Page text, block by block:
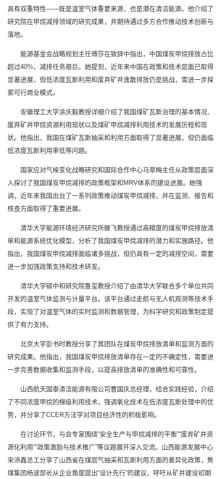
具有双重特性——既是温室气体重要来源，也是潜在清洁能源。他介绍了
研究院在甲烷减排领域的研究成果，并期待通过多方合作推动技术创新与
落地。
能源基金会战略规划主任傅莎在致辞中指出，中国煤炭甲烷排放占比
超过40%，减排任务艰巨。她提到，近年来中国在政策和技术层面已取得
显著进展，但低浓度瓦斯利用和废弃矿井逸散排放仍是挑战，需进一步探
索可行商业模式。
安徽理工大学涂庆毅教授详细介绍了我国煤矿瓦斯治理的基本情况、
废弃矿井甲烷资源利用现状以及煤矿甲烷减排利用技术的发展历程和现
状。他指出，我国在煤矿瓦斯抽采和利用方面取得了显著进展，但仍面临
低浓度瓦斯利用率低等问题。
国家应对气候变化战略研究和国际合作中心马翠梅主任从政策层面深
入探讨了我国煤炭甲烷减排的政策框架和MRV体系的建设进展。她强
调，近年来我国出台了一系列政策推动煤炭甲烷减排，并在监测、报告和
核查方面取得了重要进展。
清华大学能源环境经济研究所滕飞教授通过高精度的煤炭甲烷排放清
单和能源系统优化模型，分析了我国煤炭甲烷减排的潜力和实施路径。他
指出，我国煤炭甲烷减排面临诸多挑战，但仍具有一定的减排空间，需要
进一步加强政策支持和技术研发。
清华大学碳中和研究院鲁玺教授介绍了由清华大学联合多个单位共同
开发的温室气体监测与计量平台。该平台通过走航与无人机观测等技术手
段，实现了对温室气体的实时监测和数据管理，为科学研究和政策制定提
供了有力支持。
北京大学彭书时教授分享了其团队在煤炭甲烷排放清单和监测方面的
研究成果。他指出，我国煤炭甲烷排放清单存在一定的不确定性，需要进
一步完善数据收集和监测手段，以提高排放清单的准确性和可靠性。
山西航天国泰清洁能源有限公司曹国庆总经理，结合实践经验，介绍
了不同浓度甲烷的梯级利用技术，强调氧化技术在低浓度瓦斯处理中的优
势，并分享了CCER方法学对项目经济性的积极影响。
在讨论环节，与会专家围绕“安全生产与甲烷减排的平衡”“废弃矿井资
源化利用”“政策激励与技术推广”等议题展开深入交流。山西能源发展中心
宋沛鑫总工分享了山西省在煤层气抽采和瓦斯利用方面的差异化政策，焦
煤集团杨波部长从企业角度提出“设计先行”的建议，呼吁从矿井建设初期